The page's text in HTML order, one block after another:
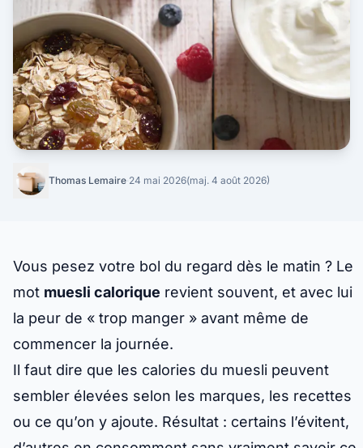
Thomas Lemaire·24 mai 2026(maj. 4 août 2026)
Vous pesez votre bol du regard dès le matin ? Le
mot muesli calorique revient souvent, et avec lui
la peur de « trop manger » avant même de
commencer la journée.
Il faut dire que les calories du muesli peuvent
sembler élevées selon les marques, les recettes
ou ce qu’on y ajoute. Résultat : certains l’évitent,